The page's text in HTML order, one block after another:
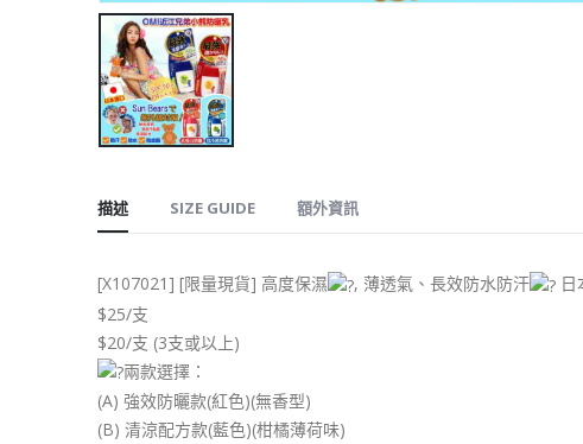
描述 SIZE GUIDE 額外資訊
[X107021] [限量現貨] 高度保濕 , 薄透氣、長效防水防汗
$25/支
$20/支 (3支或以上)
兩款選擇：
(A) 強效防曬款(紅色)(無香型)
(B) 清涼配方款(藍色)(柑橘薄荷味)